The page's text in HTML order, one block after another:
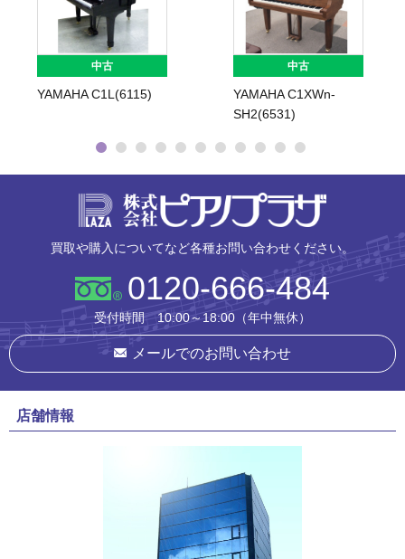
中古
YAMAHA C1L(6115)
中古
YAMAHA C1XWn-
SH2(6531)
買取や購入についてなど各種お問い合わせください。
0120-666-484
受付時間 10:00～18:00（年中無休）
メールでのお問い合わせ
店舗情報